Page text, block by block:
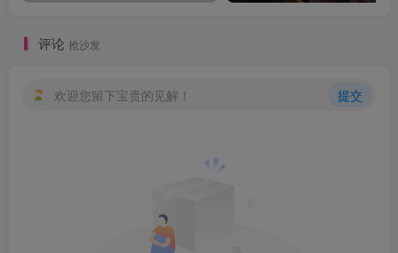
评论 抢沙发
欢迎您留下宝贵的见解！ 提交